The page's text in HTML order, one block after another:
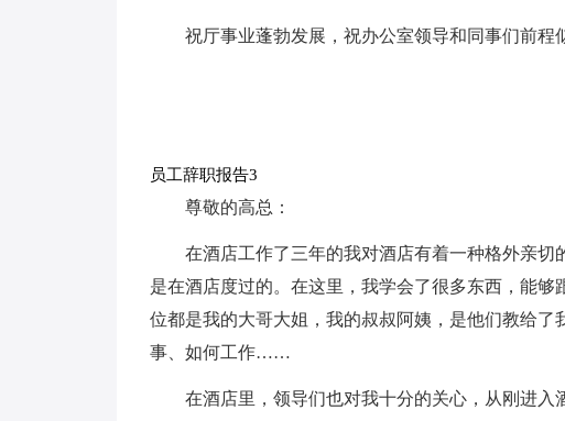
祝厅事业蓬勃发展，祝办公室领导和同事们前程
员工辞职报告3
尊敬的高总：
在酒店工作了三年的我对酒店有着一种格外亲
是在酒店度过的。在这里，我学会了很多东西，能
位都是我的大哥大姐，我的叔叔阿姨，是他们教给
事、如何工作……
在酒店里，领导们也对我十分的关心，从刚进